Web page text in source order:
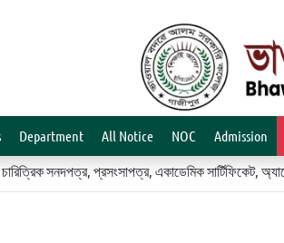
Department All Notice NOC Admission
চারিত্রিক সনদপত্র, প্রসংসাপত্র, একাডেমিক